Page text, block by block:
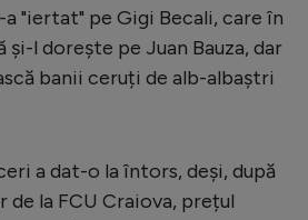
"iertat" pe Gigi Becali, care în
l dorește pe Juan Bauza, dar
banii ceruți de alb-albaștri
a dat-o la întors, deși, după
la FCU Craiova, prețul